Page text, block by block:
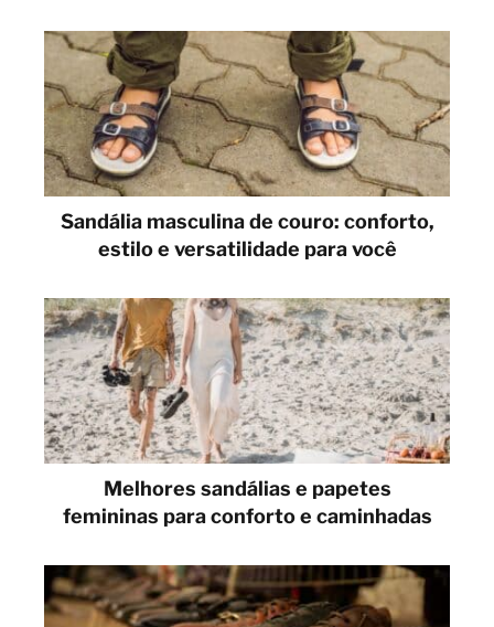
Sandália masculina de couro: conforto,
estilo e versatilidade para você
Melhores sandálias e papetes
femininas para conforto e caminhadas